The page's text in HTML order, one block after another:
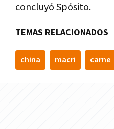
concluyó Spósito.
TEMAS RELACIONADOS
china macri carne